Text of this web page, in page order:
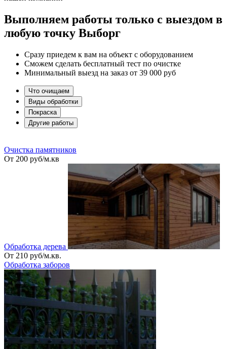
Выполняем работы только с выездом в
любую точку Выборг
Сразу приедем к вам на объект с оборудованием
Сможем сделать бесплатный тест по очистке
Минимальный выезд на заказ от 39 000 руб
Что очищаем
Виды обработки
Покраска
Другие работы
Очистка памятников
От 200 руб/м.кв
Обработка дерева
От 210 руб/м.кв.
Обработка заборов